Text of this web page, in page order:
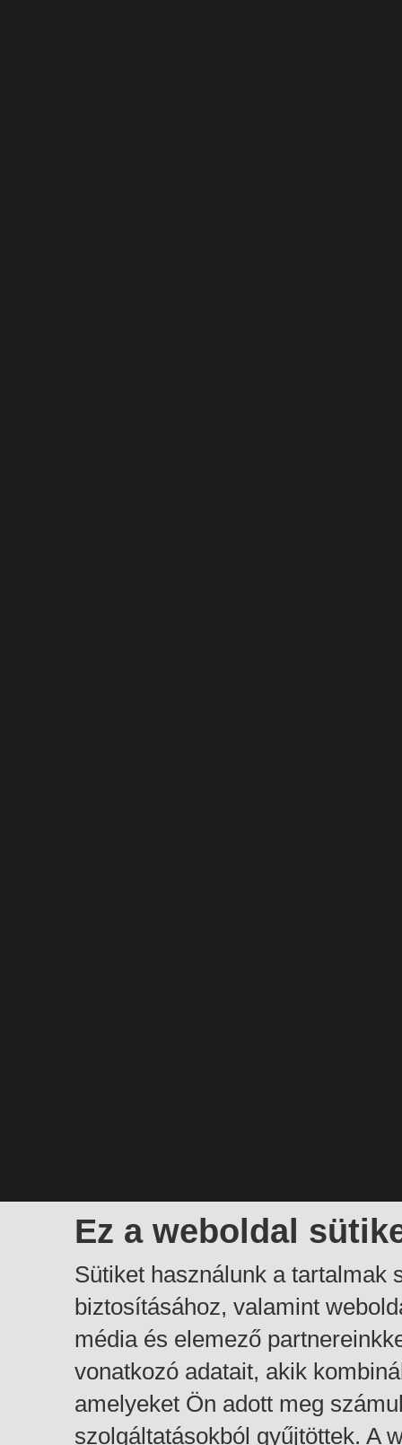
Ez a weboldal
Sütiket használunk a tartalmak
biztosításához, valamint
média és elemező
vonatkozó adatait, akik
amelyeket Ön adott meg
szolgáltatásokból gyűjtöttek. A